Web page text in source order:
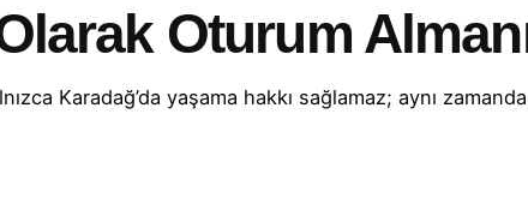
Oturum
Karadağ’da yaşama hakkı sağlamaz; aynı